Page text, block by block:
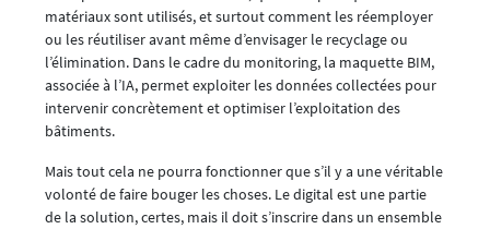
matériaux sont utilisés, et surtout comment les réemployer
ou les réutiliser avant même d’envisager le recyclage ou
l’élimination. Dans le cadre du monitoring, la maquette BIM,
associée à l’IA, permet exploiter les données collectées pour
intervenir concrètement et optimiser l’exploitation des
bâtiments.
Mais tout cela ne pourra fonctionner que s’il y a une véritable
volonté de faire bouger les choses. Le digital est une partie
de la solution, certes, mais il doit s’inscrire dans un ensemble